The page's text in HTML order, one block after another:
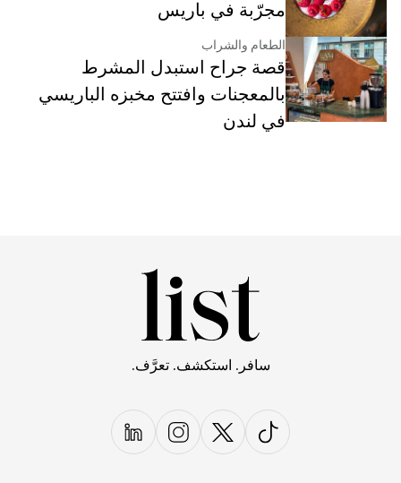
مجرّبة في باريس
الطعام والشراب
قصة جراح استبدل المشرط
بالمعجنات وافتتح مخبزه الباريسي
في لندن
سافر. استكشف. تعرَّف.